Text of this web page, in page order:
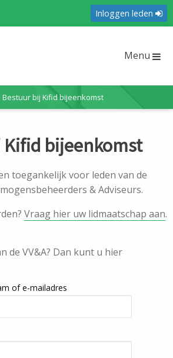
Inloggen leden
Menu
Bestuur bij Kifid bijeenkomst
Kifid bijeenkomst
toegankelijk voor leden van de
& Adviseurs.
Vraag hier uw lidmaatschap aan.
de VV&A? Dan kunt u hier
of e-mailadres